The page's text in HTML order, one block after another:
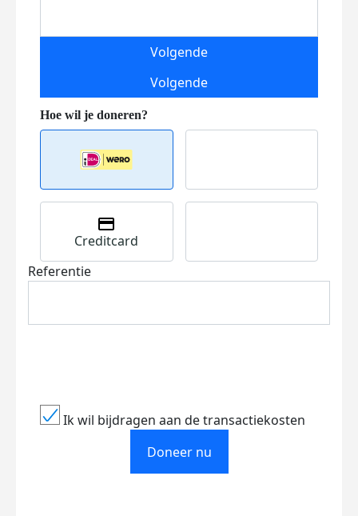
Volgende
Volgende
Creditcard
Referentie
Ik wil bijdragen aan de transactiekosten
Doneer nu